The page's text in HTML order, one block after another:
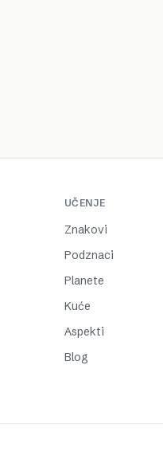
UČENJE
Znakovi
Podznaci
Planete
Kuće
Aspekti
Blog